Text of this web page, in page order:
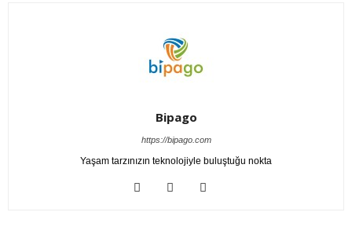
Bipago
https://bipago.com
Yaşam tarzınızın teknolojiyle buluştuğu nokta